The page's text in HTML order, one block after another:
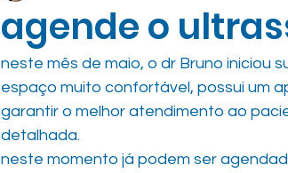
agende o
neste mês de maio, o dr Bruno iniciou
espaço muito confortável, possui um
garantir o melhor atendimento ao
detalhada.
neste momento já podem ser